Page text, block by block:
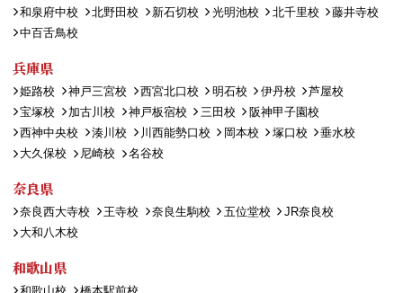
和泉府中校
北野田校 新石切校 光明池校 北千里校
藤井寺校
中百舌鳥校
兵庫県
姫路校 神戸三宮校 西宮北口校 明石校 伊丹校
芦屋校
宝塚校
加古川校 神戸板宿校 三田校
阪神甲子園校
西神中央校
湊川校 川西能勢口校 岡本校 塚口校
垂水校
大久保校
尼崎校 名谷校
奈良県
奈良西大寺校 王寺校 奈良生駒校 五位堂校
JR奈良校
大和八木校
和歌山県